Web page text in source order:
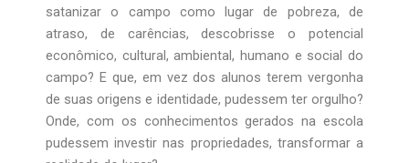
satanizar o campo como lugar de pobreza, de
atraso, de carências, descobrisse o potencial
econômico, cultural, ambiental, humano e social do
campo? E que, em vez dos alunos terem vergonha
de suas origens e identidade, pudessem ter orgulho?
Onde, com os conhecimentos gerados na escola
pudessem investir nas propriedades, transformar a